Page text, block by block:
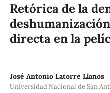
Retórica de la
directa en la
José Antonio Latorre Llanos
Universidad Nacional de San